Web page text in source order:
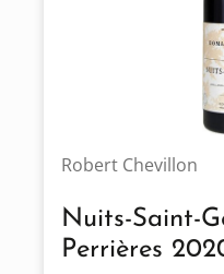
Robert Chevillon
Nuits-Saint-
Perrières